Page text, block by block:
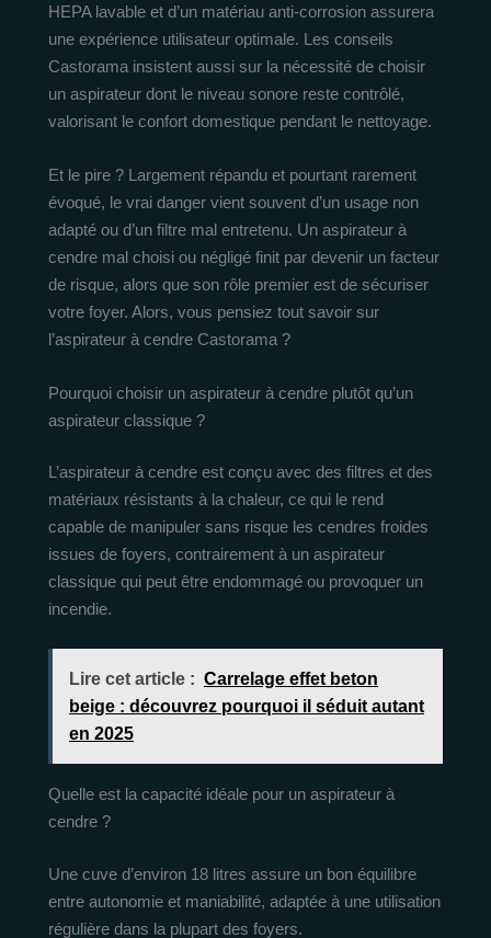
HEPA lavable et d’un matériau anti-corrosion assurera
une expérience utilisateur optimale. Les conseils
Castorama insistent aussi sur la nécessité de choisir
un aspirateur dont le niveau sonore reste contrôlé,
valorisant le confort domestique pendant le nettoyage.
Et le pire ? Largement répandu et pourtant rarement
évoqué, le vrai danger vient souvent d’un usage non
adapté ou d’un filtre mal entretenu. Un aspirateur à
cendre mal choisi ou négligé finit par devenir un facteur
de risque, alors que son rôle premier est de sécuriser
votre foyer. Alors, vous pensiez tout savoir sur
l’aspirateur à cendre Castorama ?
Pourquoi choisir un aspirateur à cendre plutôt qu’un
aspirateur classique ?
L’aspirateur à cendre est conçu avec des filtres et des
matériaux résistants à la chaleur, ce qui le rend
capable de manipuler sans risque les cendres froides
issues de foyers, contrairement à un aspirateur
classique qui peut être endommagé ou provoquer un
incendie.
Lire cet article : Carrelage effet beton
beige : découvrez pourquoi il séduit autant
en 2025
Quelle est la capacité idéale pour un aspirateur à
cendre ?
Une cuve d’environ 18 litres assure un bon équilibre
entre autonomie et maniabilité, adaptée à une utilisation
régulière dans la plupart des foyers.